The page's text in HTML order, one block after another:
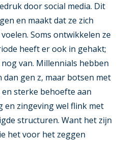
door social media. Dit
en maakt dat ze zich
Soms ontwikkelen ze
heeft er ook in gehakt;
van. Millennials hebben
dan gen z, maar botsen met
sterke behoefte aan
zingeving wel flink met
structuren. Want het zijn
het voor het zeggen